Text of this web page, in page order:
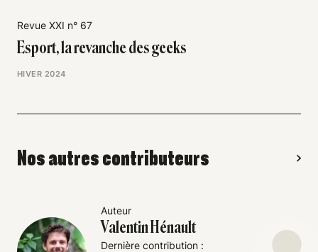
Revue XXI n° 67
Esport, la revanche des geeks
HIVER 2024
Nos autres contributeurs
Auteur
Valentin Hénault
Dernière contribution :